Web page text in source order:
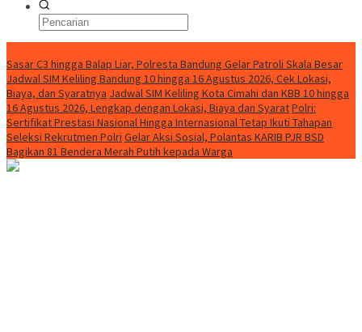
Sasar C3 hingga Balap Liar, Polresta Bandung Gelar Patroli Skala Besar
Jadwal SIM Keliling Bandung 10 hingga 16 Agustus 2026, Cek Lokasi,
Biaya, dan Syaratnya Jadwal SIM Keliling Kota Cimahi dan KBB 10 hingga
16 Agustus 2026, Lengkap dengan Lokasi, Biaya dan SyaratPolri:
Sertifikat Prestasi Nasional Hingga Internasional Tetap Ikuti Tahapan
Seleksi Rekrutmen Polri Gelar Aksi Sosial, Polantas KARIB PJR BSD
Bagikan 81 Bendera Merah Putih kepada Warga